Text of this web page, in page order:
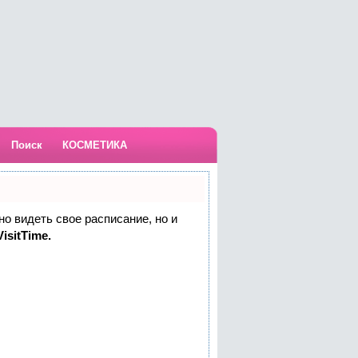
Поиск КОСМЕТИКА
видеть свое расписание, но и